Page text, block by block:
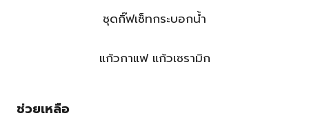
ชุดกิ๊ฟเซ็ทกระบอกน้ำ
แก้วกาแฟ แก้วเซรามิก
ช่วยเหลือ